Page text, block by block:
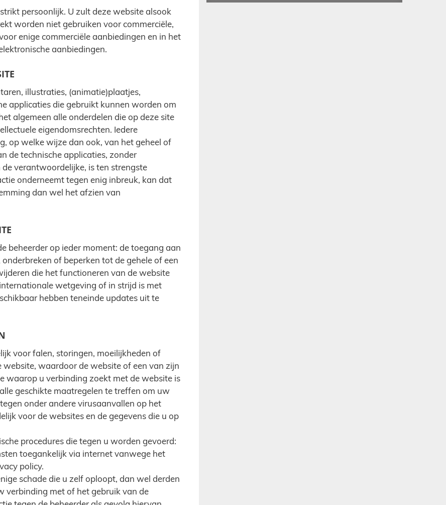
persoonlijk. U zult deze website alsook
worden niet gebruiken voor commerciële,
enige commerciële aanbiedingen en in het
aanbiedingen.
illustraties, (animatie)plaatjes,
applicaties die gebruikt kunnen worden om
algemeen alle onderdelen die op deze site
eigendomsrechten. Iedere
op welke wijze dan ook, van het geheel of
de technische applicaties, zonder
verantwoordelijke, is ten strengste
onderneemt tegen enig inbreuk, kan dat
dan wel het afzien van
beheerder op ieder moment: de toegang aan
of beperken tot de gehele of een
die het functioneren van de website
wetgeving of in strijd is met
hebben teneinde updates uit te
voor falen, storingen, moeilijkheden of
waardoor de website of een van zijn
waarop u verbinding zoekt met de website is
geschikte maatregelen te treffen om uw
onder andere virusaanvallen op het
voor de websites en de gegevens die u op
procedures die tegen u worden gevoerd:
toegankelijk via internet vanwege het
policy.
schade die u zelf oploopt, dan wel derden
verbinding met of het gebruik van de